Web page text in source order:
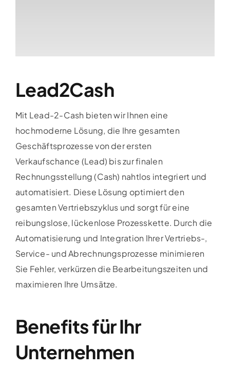
Lead2Cash
Mit Lead-2-Cash bieten wir Ihnen eine
hochmoderne Lösung, die Ihre gesamten
Geschäftsprozesse von der ersten
Verkaufschance (Lead) bis zur finalen
Rechnungsstellung (Cash) nahtlos integriert und
automatisiert. Diese Lösung optimiert den
gesamten Vertriebszyklus und sorgt für eine
reibungslose, lückenlose Prozesskette. Durch die
Automatisierung und Integration Ihrer Vertriebs-,
Service- und Abrechnungsprozesse minimieren
Sie Fehler, verkürzen die Bearbeitungszeiten und
maximieren Ihre Umsätze.
Benefits für Ihr
Unternehmen